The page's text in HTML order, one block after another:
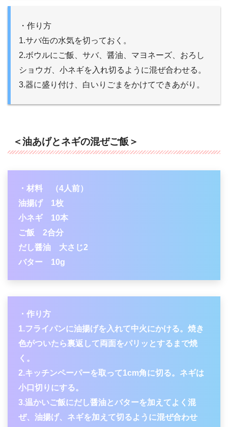
・作り方
1.サバ缶の水気を切っておく。
2.ボウルにご飯、サバ、醤油、マヨネーズ、おろし
ショウガ、小ネギを入れ切るように混ぜ合わせる。
3.器に盛り付け、白いりごまをかけてできあがり。
＜油あげとネギの混ぜご飯＞
・材料 （4人前）
油揚げ 1枚
小ネギ 10本
ご飯 2合分
だし醤油 大さじ2
バター 10g
・作り方
1.フライパンに油揚げを入れて中火にかける。焼き
色がついたら裏返して両面をパリッとするまで焼
く。
2.キッチンペーパーを取って1cm角に切る。ネギは
小口切りにする。
3.温かいご飯にだし醤油とバターを加えてよく混
ぜ、油揚げ、ネギを加えて切るように混ぜ合わせ